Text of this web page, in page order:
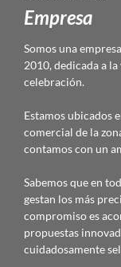
Empresa
Somos una
2010, dedicada a
celebración.
Estamos ubicados
comercial de la
contamos con un
Sabemos que en
gestan los más
compromiso es
propuestas
cuidadosamente